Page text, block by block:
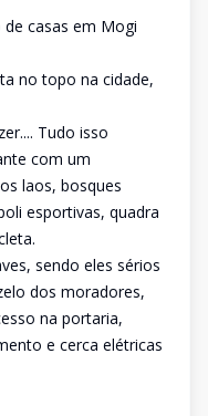
casas em Mogi
no topo na cidade,
Tudo isso
com um
laos, bosques
esportivas, quadra
sendo eles sérios
dos moradores,
na portaria,
e cerca elétricas